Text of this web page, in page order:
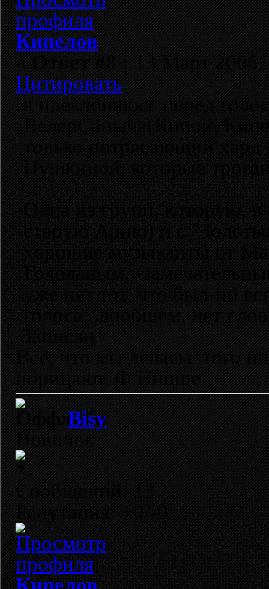
Кипелов
«Ответ #8 :13 Март 2006,
Цитировать
я преклоняюсь перед
ВелерСаныча(Кипой,
только потрясающий
Пушкиной, которые
Одна из групп, которую, я
старую Арию) и с
хорошие музыканты от
Голованым, -
уже нет тот, что был-но
голоса...вообщем, нет
Записан
Всё, что мы делаем, того
порицают. Ф.Ницше
Bisy
Новичок
Сообщений: 13
Репутация: +0/-0